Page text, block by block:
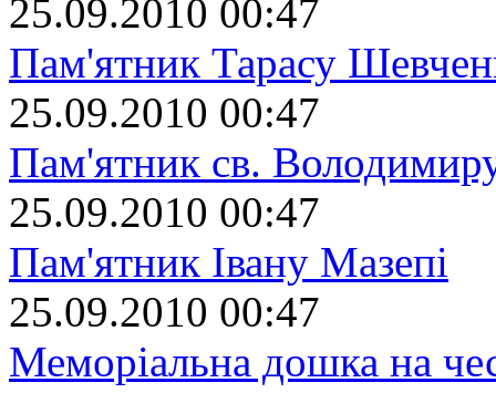
25.09.2010 00:47
Пам'ятник Тарасу
25.09.2010 00:47
Пам'ятник св.
25.09.2010 00:47
Пам'ятник Івану Мазепі
25.09.2010 00:47
Меморіальна дошка на